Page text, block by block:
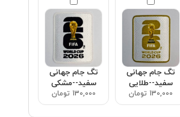
تگ جام جهانی
سفید--طلایی
130,000 تومان
تگ جام جهانی
سفید--مشکی
130,000 تومان